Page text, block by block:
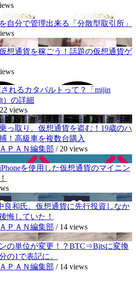
自分で管理出来る「分散型取引所」
想通貨を稼ごう！話題の仮想通貨ゲ
れるカタパルトって？「mijin
）の詳細
22 views
っ取り、仮想通貨を盗む！19歳のハ
！高級車を複数台購入
ＰＡＮ編集部 / 20 views
を使用した仮想通貨のマイニン
良和氏。仮想通貨に先行投資しなか
悔していた！
ＰＡＮ編集部 / 14 views
の単位が変更！？BTC⇒Bitsに変換
の1で表記に。
ＰＡＮ編集部 / 14 views